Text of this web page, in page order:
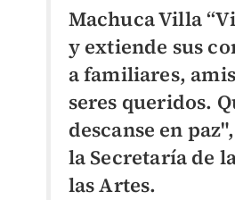
Machuca Villa
y extiende sus
a familiares,
seres queridos.
descanse en
la Secretaría de
las Artes.